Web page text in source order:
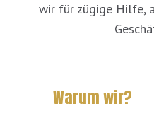
wir für zügige Hilfe,
Warum wir?